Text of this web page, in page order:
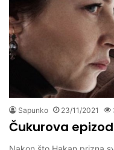
Sapunko 23/11/2021
Čukurova